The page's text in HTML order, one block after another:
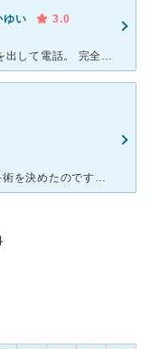
ゆい
3.0
肛門科は敷居が高くて・・・ かなりの勇気を出して電話。 完全予約制のためです。 この病院のいい点は、土日も診療してくれるということ。 万が一、手術となっても日帰り可能だったのでこの病院を選びま
こちらは日帰り手術で、有名ということで手術を決めたのですが…。看護師の対応は最悪です…。モラルがなさすぎる…。患者がいるのに、椅子に座りクルクル回っていたり、おまけにため口、手術室で偉そうな態度、おま